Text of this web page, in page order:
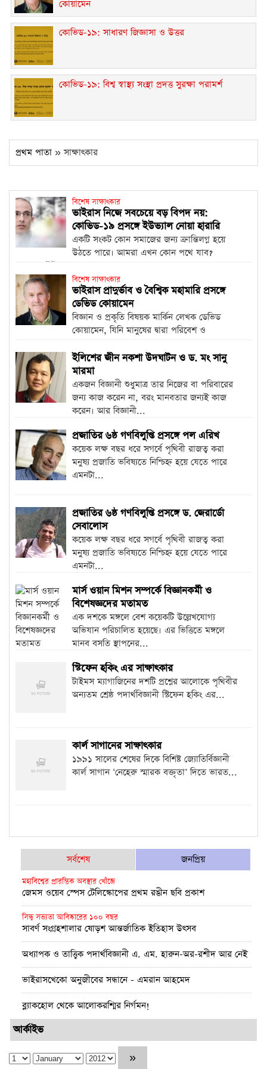
কোয়ামেন
কোভিড-১৯: সাধারণ জিজ্ঞাসা ও উত্তর
কোভিড-১৯: বিশ্ব স্বাস্থ্য সংস্থা প্রদত্ত সুরক্ষা পরামর্শ
প্রথম পাতা » সাক্ষাৎকার
বিশেষ সাক্ষাৎকার
ভাইরাস নিজে সবচেয়ে বড় বিপদ নয়:
কোভিড-১৯ প্রসঙ্গে ইউভ্যাল নোয়া হারারি
একটি সংকট কোন সমাজের জন্য ক্রান্তিলগ্ন হয়ে
উঠতে পারে। আমরা এখন কোন পথে যাব?
অধ্যাপক ইউভ্যাল নোয়া...
বিশেষ সাক্ষাৎকার
ভাইরাস প্রাদুর্ভাব ও বৈশ্বিক মহামারি প্রসঙ্গে
ডেভিড কোয়ামেন
বিজ্ঞান ও প্রকৃতি বিষয়ক মার্কিন লেখক ডেভিড
কোয়ামেন, যিনি মানুষের দ্বারা পরিবেশ ও
ইলিশের জীন নকশা উদঘাটন ও ড. মং সানু
মারমা
একজন বিজ্ঞানী শুধুমাত্র তার নিজের বা পরিবারের
জন্য কাজ করেন না, বরং মানবতার জন্যই কাজ
করেন। আর বিজ্ঞানী...
প্রজাতির ৬ষ্ঠ গণবিলুপ্তি প্রসঙ্গে পল এরিখ
কয়েক লক্ষ বছর ধরে সগর্বে পৃথিবী রাজত্ব করা
মনুষ্য প্রজাতি ভবিষ্যতে নিশ্চিহ্ন হয়ে যেতে পারে
এমনটা...
প্রজাতির ৬ষ্ঠ গণবিলুপ্তি প্রসঙ্গে ড. জেরার্ডো
সেবালোস
কয়েক লক্ষ বছর ধরে সগর্বে পৃথিবী রাজত্ব করা
মনুষ্য প্রজাতি ভবিষ্যতে নিশ্চিহ্ন হয়ে যেতে পারে
এমনটা...
মার্স ওয়ান মিশন সম্পর্কে বিজ্ঞানকর্মী ও
বিশেষজ্ঞদের মতামত
এক দশকে মঙ্গলে বেশ কয়েকটি উল্লেখযোগ্য
অভিযান পরিচালিত হয়েছে। এর ভিত্তিতে মঙ্গলে
মানব বসতি স্থাপনের...
স্টিফেন হকিং এর সাক্ষাৎকার
টাইমস ম্যাগাজিনের দশটি প্রশ্নের আলোকে পৃথিবীর
অন্যতম শ্রেষ্ঠ পদার্থবিজ্ঞানী স্টিফেন হকিং এর...
কার্ল সাগানের সাক্ষাৎকার
১৯৯১ সালের শেষের দিকে বিশিষ্ট জ্যোতির্বিজ্ঞানী
কার্ল সাগান ‘নেহেরু স্মারক বক্তৃতা’ দিতে ভারত...
সর্বশেষ জনপ্রিয়
মহাবিশ্বের প্রারম্ভিক অবস্থার খোঁজে
জেমস ওয়েব স্পেস টেলিস্কোপের প্রথম রঙীন ছবি প্রকাশ
সিন্ধু সভ্যতা আবিষ্কারের ১০০ বছর
সাবর্ণ সংগ্রহশালার ষোড়শ আন্তর্জাতিক ইতিহাস উৎসব
অধ্যাপক ও তাত্ত্বিক পদার্থবিজ্ঞানী এ. এম. হারুন-অর-রশীদ আর নেই
ভাইরাসখেকো অনুজীবের সন্ধানে - এমরান আহমেদ
ব্ল্যাকহোল থেকে আলোকরশ্মির নির্গমন!
পূর্ণতা মিলল আইনস্টাইনের সাধারণ আপেক্ষিকতা তত্ত্বের
উচ্চমাত্রায় অক্সিজেন সহায়তায় বুয়েটের উদ্ভাবন: অক্সিজেট
আর্কাইভ